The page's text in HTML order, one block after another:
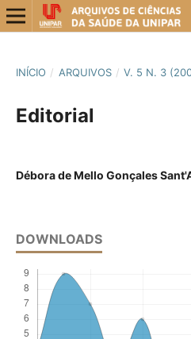
INÍCIO / ARQUIVOS / V. 5 N. 3
Editorial
Débora de Mello Gonçales
DOWNLOADS